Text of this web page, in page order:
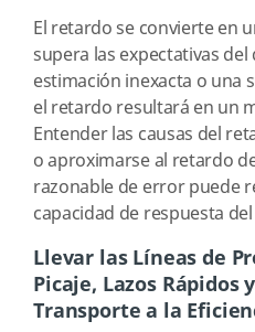
El retardo se convierte en
supera las expectativas
estimación inexacta o una
el retardo resultará en un
Entender las causas del
o aproximarse al retardo
razonable de error puede
capacidad de respuesta
Llevar las Líneas de
Picaje, Lazos Rápidos
Transporte a la